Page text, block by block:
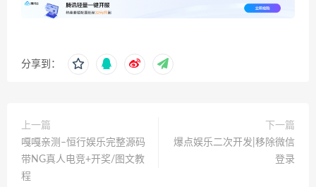
分享到：
上一篇
嘎嘎亲测–恒行娱乐完整源码
带NG真人电竞+开奖/图文教
程
下一篇
爆点娱乐二次开发|移除微信
登录